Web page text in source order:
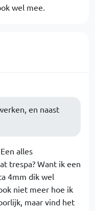
wel mee.
en naast
alles
trespa? Want ik een
4mm dik wel
niet meer hoe ik
maar vind het